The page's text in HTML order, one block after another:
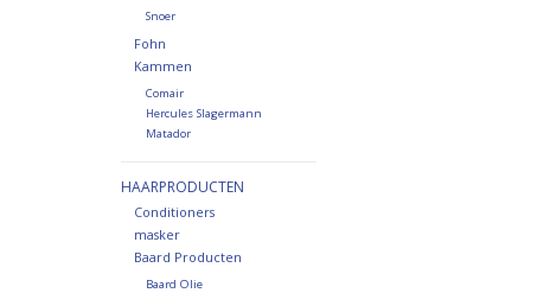
Snoer
Fohn
Kammen
Comair
Hercules Slagermann
Matador
HAARPRODUCTEN
Conditioners
masker
Baard Producten
Baard Olie